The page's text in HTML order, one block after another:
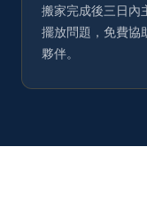
搬家完成後三日內
擺放問題，免費協
夥伴。